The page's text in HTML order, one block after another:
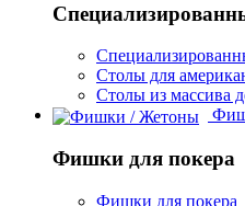
Столы для
Столы из массива
Фишки для покера
Фишки для покера